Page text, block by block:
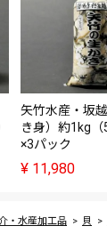
矢竹水産・坂
き身）約1kg（
×3パック
¥ 11,980
・水産加工品 貝